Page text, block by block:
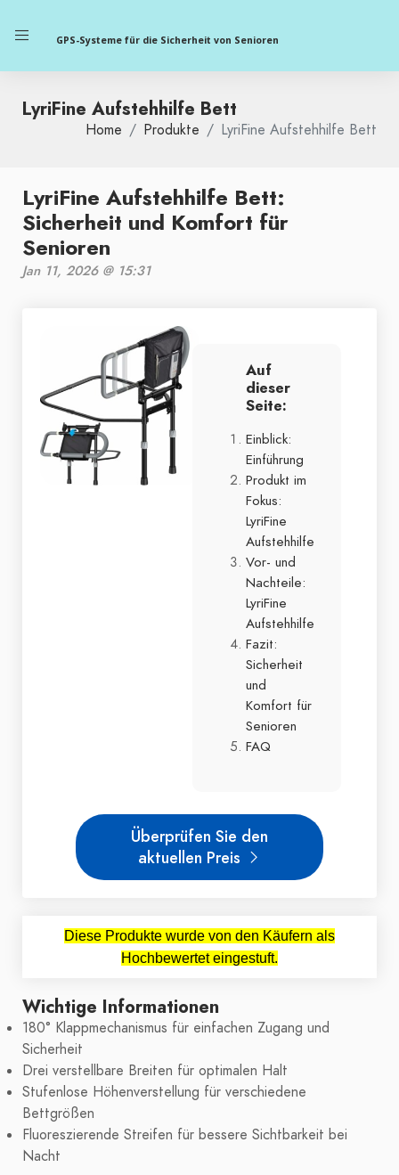
GPS-Systeme für die Sicherheit von Senioren
LyriFine Aufstehhilfe Bett
Home Produkte LyriFine Aufstehhilfe Bett
LyriFine Aufstehhilfe Bett:
Sicherheit und Komfort für
Senioren
Jan 11, 2026 @ 15:31
Auf
dieser
Seite:
Einblick:
Einführung
Produkt im
Fokus:
LyriFine
Aufstehhilfe
Vor- und
Nachteile:
LyriFine
Aufstehhilfe
Fazit:
Sicherheit
und
Komfort für
Senioren
FAQ
Überprüfen Sie den
aktuellen Preis
Diese Produkte wurde von den Käufern als
Hochbewertet eingestuft.
Wichtige Informationen
180° Klappmechanismus für einfachen Zugang und
Sicherheit
Drei verstellbare Breiten für optimalen Halt
Stufenlose Höhenverstellung für verschiedene
Bettgrößen
Fluoreszierende Streifen für bessere Sichtbarkeit bei
Nacht